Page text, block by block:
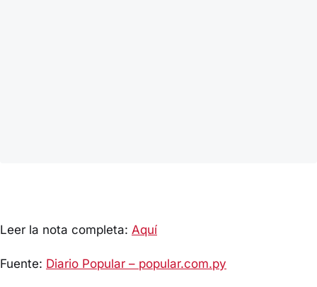
Leer la nota completa: Aquí
Fuente: Diario Popular – popular.com.py